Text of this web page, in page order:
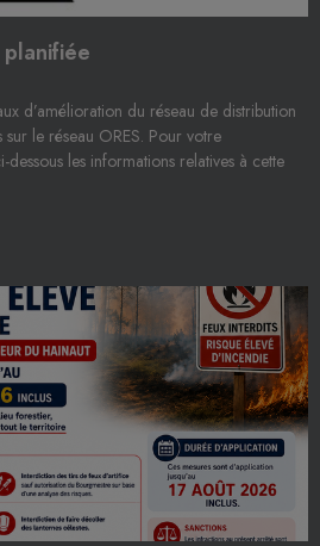
d’amélioration du réseau de distribution
le réseau ORES. Pour votre
les informations relatives à cette